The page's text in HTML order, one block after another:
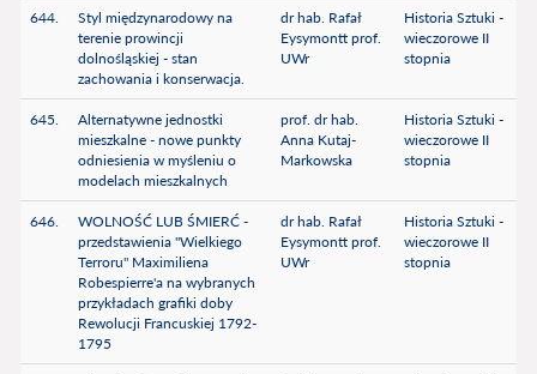
644.
Styl międzynarodowy na
terenie prowincji
dolnośląskiej - stan
zachowania i konserwacja.
dr hab. Rafał
Eysymontt prof.
UWr
Historia Sztuki -
wieczorowe II
stopnia
645.
Alternatywne jednostki
mieszkalne - nowe punkty
odniesienia w myśleniu o
modelach mieszkalnych
prof. dr hab.
Anna Kutaj-
Markowska
Historia Sztuki -
wieczorowe II
stopnia
646.
WOLNOŚĆ LUB ŚMIERĆ -
przedstawienia "Wielkiego
Terroru" Maximiliena
Robespierre'a na wybranych
przykładach grafiki doby
Rewolucji Francuskiej 1792-
1795
dr hab. Rafał
Eysymontt prof.
UWr
Historia Sztuki -
wieczorowe II
stopnia